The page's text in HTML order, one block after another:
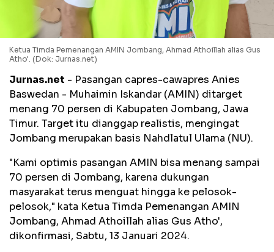
Ketua Timda Pemenangan AMIN Jombang, Ahmad Athoillah alias Gus
Atho'. (Dok: Jurnas.net)
Jurnas.net - Pasangan capres-cawapres Anies
Baswedan - Muhaimin Iskandar (AMIN) ditarget
menang 70 persen di Kabupaten Jombang, Jawa
Timur. Target itu dianggap realistis, mengingat
Jombang merupakan basis Nahdlatul Ulama (NU).
"Kami optimis pasangan AMIN bisa menang sampai
70 persen di Jombang, karena dukungan
masyarakat terus menguat hingga ke pelosok-
pelosok," kata Ketua Timda Pemenangan AMIN
Jombang, Ahmad Athoillah alias Gus Atho',
dikonfirmasi, Sabtu, 13 Januari 2024.